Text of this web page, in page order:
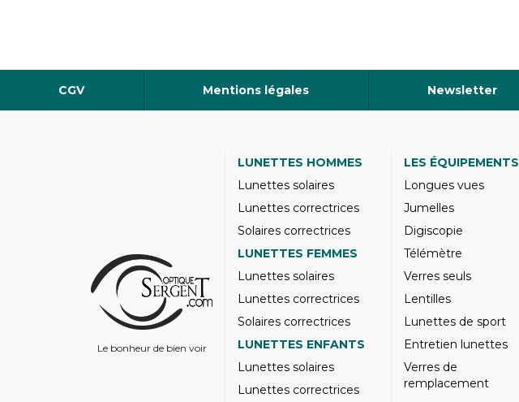
CGV Mentions légales Newsletter
Le bonheur de bien voir
LUNETTES HOMMES
Lunettes solaires
Lunettes correctrices
Solaires correctrices
LUNETTES FEMMES
Lunettes solaires
Lunettes correctrices
Solaires correctrices
LUNETTES ENFANTS
Lunettes solaires
Lunettes correctrices
LES ÉQUIPEMENTS
Longues vues
Jumelles
Digiscopie
Télémètre
Verres seuls
Lentilles
Lunettes de sport
Entretien lunettes
Verres de
remplacement